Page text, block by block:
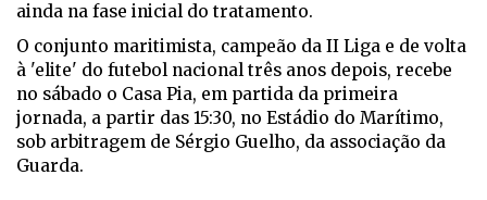
ainda na fase inicial do tratamento.
O conjunto maritimista, campeão da II Liga e de volta
à 'elite' do futebol nacional três anos depois, recebe
no sábado o Casa Pia, em partida da primeira
jornada, a partir das 15:30, no Estádio do Marítimo,
sob arbitragem de Sérgio Guelho, da associação da
Guarda.